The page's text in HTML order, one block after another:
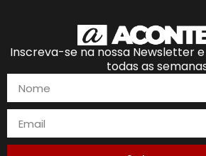
Inscreva-se na nossa Newsletter
todas as